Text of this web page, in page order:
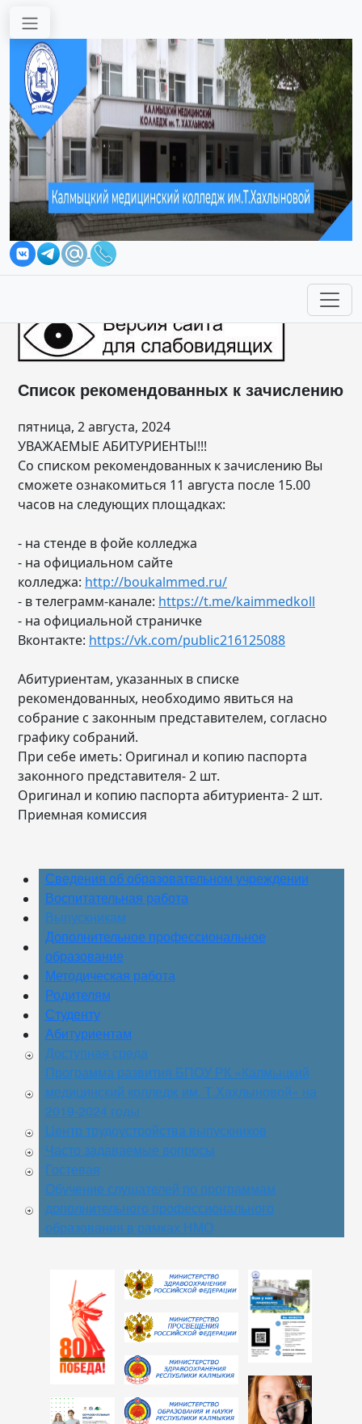
Список рекомендованных к зачислению
пятница, 2 августа, 2024
УВАЖАЕМЫЕ АБИТУРИЕНТЫ!!!
Со списком рекомендованных к зачислению Вы
сможете ознакомиться 11 августа после 15.00
часов на следующих площадках:
- на стенде в фойе колледжа
- на официальном сайте
колледжа: http://boukalmmed.ru/
- в телеграмм-канале: https://t.me/kaimmedkoll
- на официальной страничке
Вконтакте: https://vk.com/public216125088
Абитуриентам, указанных в списке
рекомендованных, необходимо явиться на
собрание с законным представителем, согласно
графику собраний.
При себе иметь: Оригинал и копию паспорта
законного представителя- 2 шт.
Оригинал и копию паспорта абитуриента- 2 шт.
Приемная комиссия
Сведения об образовательном учреждении
Воспитательная работа
Выпускникам
Дополнительное профессиональное
образование
Методическая работа
Родителям
Студенту
Абитуриентам
Доступная среда
Программа развития БПОУ РК «Калмыцкий
медицинский колледж им. Т.Хахлыновой» на
2019-2024 годы
Центр трудоустройства выпускников
Часто задаваемые вопросы
Гостевая
Обучение слушателей по программам
дополнительного профессионального
образования в рамках НМО